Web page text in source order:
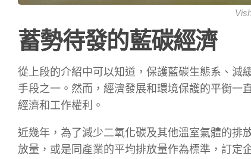
蓄勢待發的藍碳經濟
從上段的介紹中可以知道，保護藍碳生態系、減
手段之一。然而，經濟發展和環境保護的平衡一
經濟和工作權利。
近幾年，為了減少二氧化碳及其他溫室氣體的排
放量，或是同產業的平均排放量作為標準，訂定